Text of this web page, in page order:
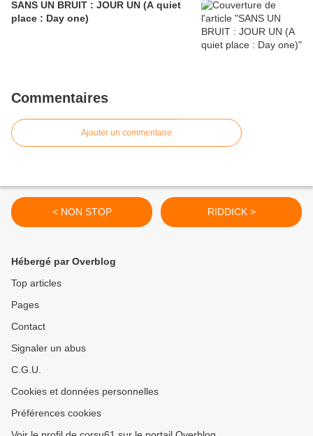
SANS UN BRUIT : JOUR UN (A quiet
place : Day one)
Commentaires
Ajouter un commentaire
< NON STOP RIDDICK >
Hébergé par Overblog
Top articles
Pages
Contact
Signaler un abus
C.G.U.
Cookies et données personnelles
Préférences cookies